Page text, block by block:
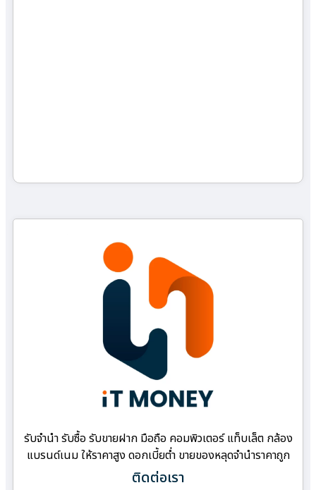
รับจำนำ รับซื้อ รับขายฝาก มือถือ คอมพิวเตอร์ แท็บเล็ต กล้อง
แบรนด์เนม ให้ราคาสูง ดอกเบี้ยต่ำ ขายของหลุดจำนำราคาถูก
ติดต่อเรา